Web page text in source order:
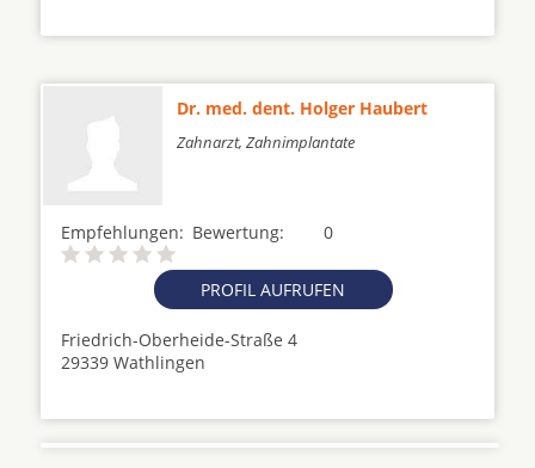
Dr. med. dent. Holger Haubert
Zahnarzt, Zahnimplantate
Empfehlungen: 0
Bewertung:
PROFIL AUFRUFEN
Friedrich-Oberheide-Straße 4
29339 Wathlingen